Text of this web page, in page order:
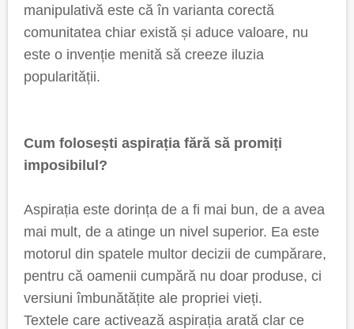
manipulativă este că în varianta corectă
comunitatea chiar există și aduce valoare, nu
este o invenție menită să creeze iluzia
popularității.
Cum folosești aspirația fără să promiți
imposibilul?
Aspirația este dorința de a fi mai bun, de a avea
mai mult, de a atinge un nivel superior. Ea este
motorul din spatele multor decizii de cumpărare,
pentru că oamenii cumpără nu doar produse, ci
versiuni îmbunătățite ale propriei vieți.
Textele care activează aspirația arată clar ce